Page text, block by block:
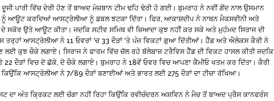
ਪਾਰੀ ਵਿੱਚ ਦੇਰੀ ਹੋਣ ਤੋਂ ਬਾਅਦ ਮੇਜ਼ਬਾਨ ਟੀਮ ਢਹਿ ਢੇਰੀ ਹੋ ਗਈ। ਬੁਮਰਾਹ ਨੇ ਨਵੀਂ ਗੇਂਦ ਨਾਲ ਉਸਮਾਨ
ਨੂੰ ਆਊਟ ਕਰਦਿਆਂ ਆਸਟ੍ਰੇਲੀਆ ਨੂੰ ਡਬਲ ਝਟਕਾ ਦਿੱਤਾ। ਫਿਰ, ਆਕਾਸ਼ਦੀਪ ਨੇ ਨਾਥਨ ਮੈਕਸਵੀਨੀ ਅਤੇ
ਸਕੋਰ ਉਤੇ ਆਊਟ ਕੀਤਾ। ਜਦਕਿ ਸਟੀਵ ਸਮਿਥ ਵੀ ਜ਼ਿਆਦਾ ਕੁਝ ਨਹੀਂ ਕਰ ਸਕੇ ਅਤੇ ਮੁਹੰਮਦ ਸਿਰਾਜ ਦੀ
ਆਸਟ੍ਰੇਲੀਆ ਨੇ 11 ਓਵਰਾਂ ‘ਚ 33 ਦੌੜਾਂ ‘ਤੇ ਪੰਜ ਵਿਕਟਾਂ ਗੁਆ ਦਿੱਤੀਆਂ। ਹੈੱਡ ਅਤੇ ਐਲੇਕਸ ਕੈਰੀ ਨੇ
ਲਈ ਕੁਝ ਚੌਕੇ ਲਗਾਏ। ਸਿਰਾਜ ਨੇ ਫਾਰਮ ਵਿੱਚ ਚੱਲ ਰਹੇ ਬੱਲੇਬਾਜ਼ ਟਰੈਵਿਸ ਹੈੱਡ ਦੀ ਵਿਕਟ ਹਾਸਲ ਕੀਤੀ ਜਦਕਿ
22 ਦੌੜਾਂ ਵਿਚ ਦੋ ਛੱਕੇ, ਦੋ ਚੌਕੇ ਲਗਾਏ। ਬੁਮਰਾਹ ਨੇ 18ਵੇਂ ਓਵਰ ਵਿਚ ਆਪਣਾ ਕੈਮੀਓ ਖਤਮ ਕਰ ਦਿੱਤਾ। ਕੈਰੀ
ਕਿਉਂਕਿ ਆਸਟ੍ਰੇਲੀਆ ਨੇ 7/89 ਦੌੜਾਂ ਬਣਾਈਆਂ ਅਤੇ ਭਾਰਤ ਲਈ 275 ਦੌੜਾਂ ਦਾ ਟੀਚਾ ਰੱਖਿਆ।
ਦਾ ਅੰਤ ਕ੍ਰਿਕਟ ਲਈ ਚੰਗਾ ਨਹੀਂ ਰਿਹਾ ਕਿਉਂਕਿ ਰਵੀਚੰਦਰਨ ਅਸ਼ਵਿਨ ਨੇ ਮੈਚ ਤੋਂ ਬਾਅਦ ਪ੍ਰੈਸ ਕਾਨਫਰੰਸ